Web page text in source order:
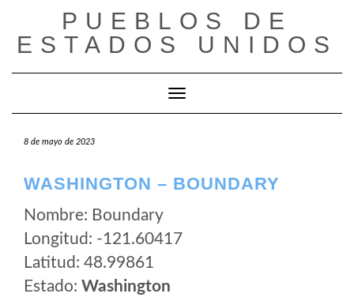
contenido
PUEBLOS DE
ESTADOS UNIDOS
Cambiar modo de navegación
8 de mayo de 2023
WASHINGTON – BOUNDARY
Nombre: Boundary
Longitud: -121.60417
Latitud: 48.99861
Estado: Washington